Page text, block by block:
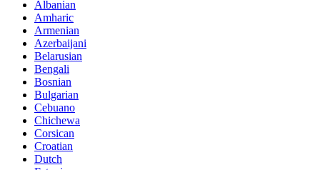
Albanian
Amharic
Armenian
Azerbaijani
Belarusian
Bengali
Bosnian
Bulgarian
Cebuano
Chichewa
Corsican
Croatian
Dutch